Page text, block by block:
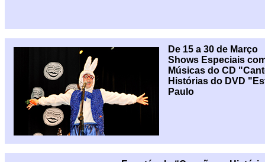
De 15 a 30 de Março
Shows Especiais
Músicas do CD
Histórias do DVD
Paulo